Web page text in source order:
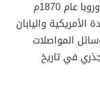
الثورة الصناعية الثانية التي بدأت في أوروبا عام 1870م
واليابان
المواصلات
في تاريخ